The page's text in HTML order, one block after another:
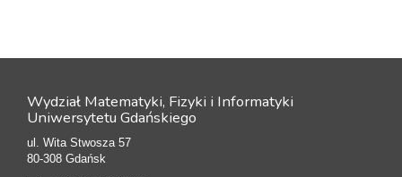
Wydział Matematyki, Fizyki i Informatyki
Uniwersytetu Gdańskiego
ul. Wita Stwosza 57
80-308 Gdańsk